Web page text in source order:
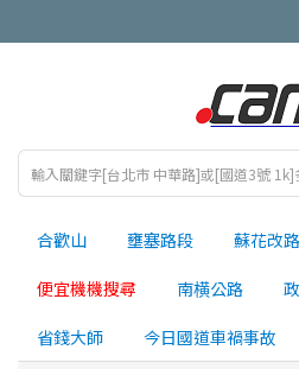
合歡山 壅塞路段 蘇花改
便宜機機搜尋 南横公路
省錢大師 今日國道車禍事故